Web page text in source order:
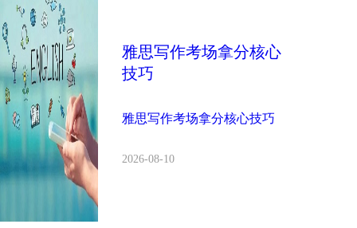
雅思写作考场拿分核心
技巧
雅思写作考场拿分核心技巧
2026-08-10